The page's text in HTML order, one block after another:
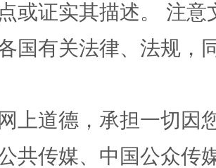
旅游的“隐身衣” 如何以
或证实其描述。 注
国有关法律、法规，
上道德，承担一切因
共传媒、中国公众传